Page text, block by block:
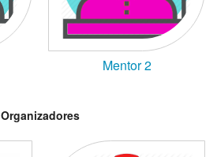
Mentor 2
Organizadores